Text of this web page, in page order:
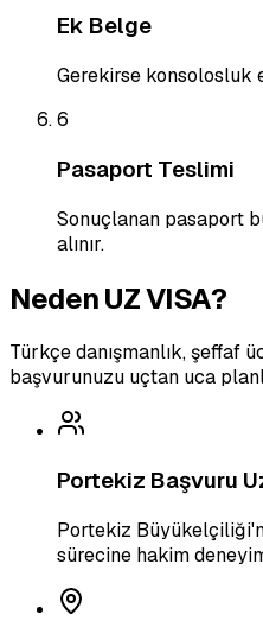
Ek Belge
Gerekirse konsolosluk
6
Pasaport Teslimi
Sonuçlanan pasaport
alınır.
Neden UZ VISA?
Türkçe danışmanlık, şeffaf
başvurunuzu uçtan uca
Portekiz Başvuru
Portekiz
sürecine hakim